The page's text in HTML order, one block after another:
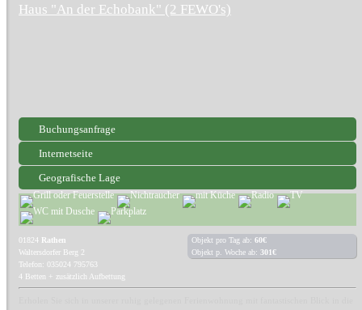
Haus "An der Echobank" (2 FEWO's)
Buchungsanfrage
Internetseite
Geografische Lage
01824 Rathen
Waltersdorfer Berg 2
Telefon: 035024 795763
4 Betten + zusätzlich Aufbettung
Objekt pro Tag ab: 60€
Objekt p. Woche ab: 301€